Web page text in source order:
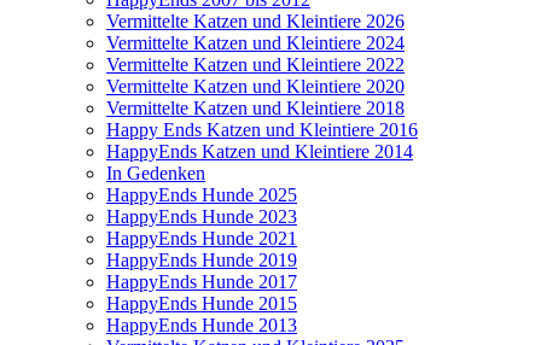
Vermittelte Katzen und Kleintiere 2026
Vermittelte Katzen und Kleintiere 2024
Vermittelte Katzen und Kleintiere 2022
Vermittelte Katzen und Kleintiere 2020
Vermittelte Katzen und Kleintiere 2018
Happy Ends Katzen und Kleintiere 2016
HappyEnds Katzen und Kleintiere 2014
In Gedenken
HappyEnds Hunde 2025
HappyEnds Hunde 2023
HappyEnds Hunde 2021
HappyEnds Hunde 2019
HappyEnds Hunde 2017
HappyEnds Hunde 2015
HappyEnds Hunde 2013